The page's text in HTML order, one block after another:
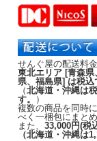
せんぐ屋の配送料金
東北エリア [青森
県、福島県] は税込
（北海道・沖縄は
す。
）
複数の商品を同時
べく一梱包にまと
また、 33,000円(税
（北海道・沖縄は